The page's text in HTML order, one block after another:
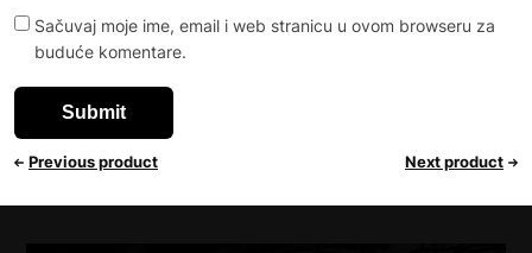
Sačuvaj moje ime, email i web stranicu u ovom browseru za
buduće komentare.
Previous product Next product